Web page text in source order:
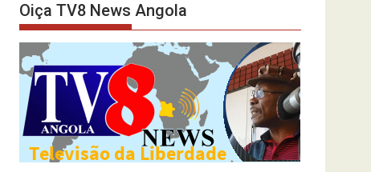
Oiça TV8 News Angola